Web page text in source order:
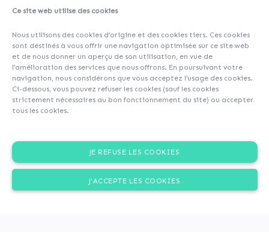
Ce site web utilise des cookies
Nous utilisons des cookies d’origine et des cookies tiers. Ces cookies
sont destinés à vous offrir une navigation optimisée sur ce site web
et de nous donner un aperçu de son utilisation, en vue de
l’amélioration des services que nous offrons. En poursuivant votre
navigation, nous considérons que vous acceptez l’usage des cookies.
Ci-dessous, vous pouvez refuser les cookies (sauf les cookies
strictement nécessaires au bon fonctionnement du site) ou accepter
tous les cookies.
JE REFUSE LES COOKIES
J'ACCEPTE LES COOKIES